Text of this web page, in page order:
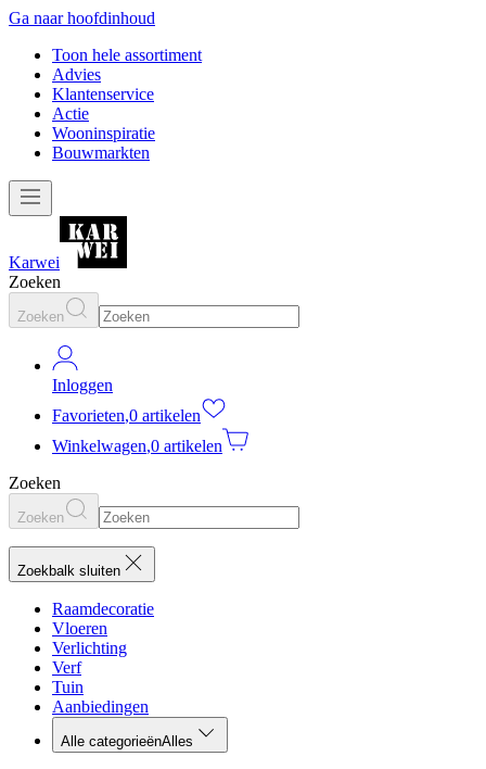
Ga naar hoofdinhoud
Toon hele assortiment
Advies
Klantenservice
Actie
Wooninspiratie
Bouwmarkten
Karwei
Zoeken
Zoeken
Inloggen
Favorieten,0 artikelen
Winkelwagen,0 artikelen
Zoeken
Zoeken
Zoekbalk sluiten
Raamdecoratie
Vloeren
Verlichting
Verf
Tuin
Aanbiedingen
Alle categorieënAlles